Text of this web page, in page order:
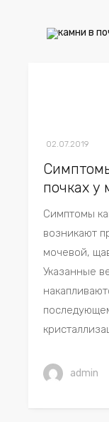
02.07.2019
почках у
Симптомы
возникают
мочевой,
Указанные
admin